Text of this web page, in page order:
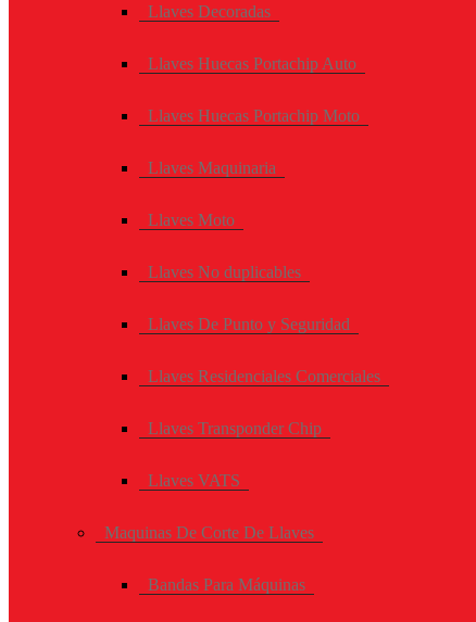
Llaves Decoradas
Llaves Huecas Portachip Auto
Llaves Huecas Portachip Moto
Llaves Maquinaria
Llaves Moto
Llaves No duplicables
Llaves De Punto y Seguridad
Llaves Residenciales Comerciales
Llaves Transponder Chip
Llaves VATS
Maquinas De Corte De Llaves
Bandas Para Máquinas